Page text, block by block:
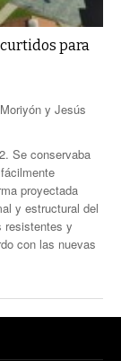
para
y Jesús
Se conservaba
proyectada
y estructural del
resistentes y
con las nuevas